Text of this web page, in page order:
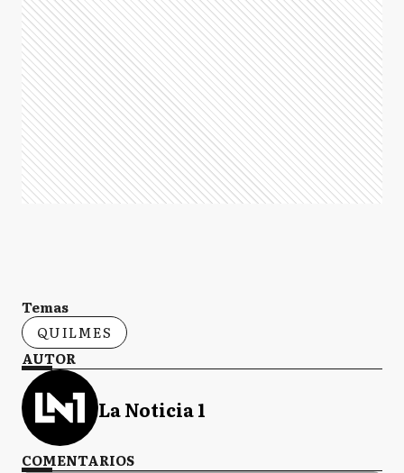
Temas
QUILMES
AUTOR
La Noticia 1
COMENTARIOS